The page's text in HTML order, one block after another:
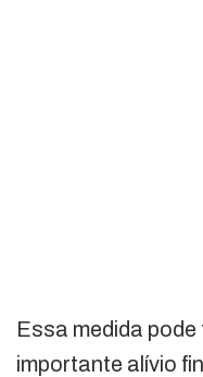
Essa medida
importante alívio